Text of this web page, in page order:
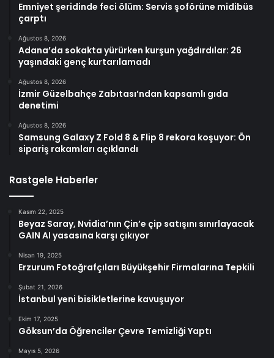
Emniyet şeridinde feci ölüm: Servis şoförüne midibüs
çarptı
Ağustos 8, 2026
Adana’da sokakta yürürken kurşun yağdırdılar: 26
yaşındaki genç kurtarılamadı
Ağustos 8, 2026
İzmir Güzelbahçe Zabıtası’ndan kapsamlı gıda
denetimi
Ağustos 8, 2026
Samsung Galaxy Z Fold 8 & Flip 8 rekora koşuyor: Ön
sipariş rakamları açıklandı
Rastgele Haberler
Kasım 22, 2025
Beyaz Saray, Nvidia’nın Çin’e çip satışını sınırlayacak
GAIN AI yasasına karşı çıkıyor
Nisan 19, 2025
Erzurum Fotoğrafçıları Büyükşehir Firmalarına Tepkili
Şubat 21, 2026
İstanbul yeni bisikletlerine kavuşuyor
Ekim 17, 2025
Göksun’da Öğrenciler Çevre Temizliği Yaptı
Mayıs 5, 2026